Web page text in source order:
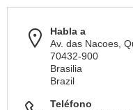
Habla a
Av. das Nacoes,
70432-900
Brasilia
Brazil
Teléfono